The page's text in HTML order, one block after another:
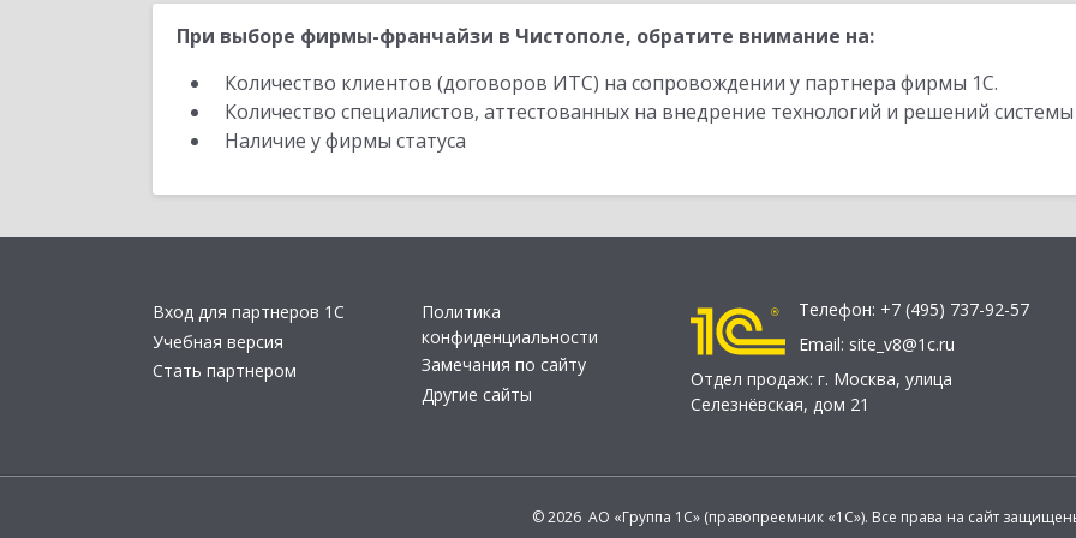
При выборе фирмы-франчайзи в Чистополе, обратите внимание на:
Количество клиентов (договоров ИТС) на сопровождении у партнера фирмы 1С.
Количество специалистов, аттестованных на внедрение технологий и решений
Наличие у фирмы статуса
Вход для партнеров 1С
Учебная версия
Стать партнером
Политика
конфиденциальности
Замечания по сайту
Другие сайты
Телефон: +7 (495) 737-92-57
Email: site_v8@1c.ru
Отдел продаж: г. Москва, улица
Селезнёвская, дом 21
© 2026 АО «Группа 1С» (правопреемник «1С»). Все права на сайт